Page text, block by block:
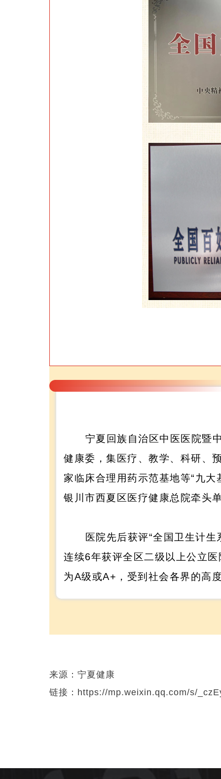
宁夏回族自治区中医医院暨
健康委，集医疗、教学、科研、
家临床合理用药示范基地等“九
银川市西夏区医疗健康总院牵头
医院先后获评“全国卫生计
连续6年获评全区二级以上公立
为A级或A+，受到社会各界的高
来源：宁夏健康
链接：https://mp.weixin.qq.com/s/